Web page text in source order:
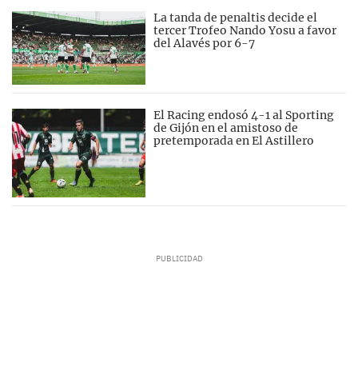
La tanda de penaltis decide el
tercer Trofeo Nando Yosu a favor
del Alavés por 6-7
El Racing endosó 4-1 al Sporting
de Gijón en el amistoso de
pretemporada en El Astillero